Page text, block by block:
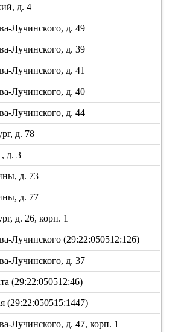
д. 4
Лучинского, д. 49
Лучинского, д. 39
Лучинского, д. 41
Лучинского, д. 40
Лучинского, д. 44
д. 78
д. 3
д. 73
д. 77
д. 26, корп. 1
Лучинского (29:22:050512:126)
Лучинского, д. 37
(29:22:050512:46)
(29:22:050515:1447)
Лучинского, д. 47, корп. 1